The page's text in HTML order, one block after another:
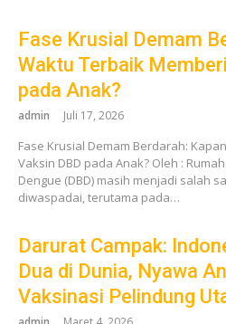
Fase Krusial Demam
Waktu Terbaik
pada Anak?
admin Juli 17, 2026
Fase Krusial Demam Berdarah:
Vaksin DBD pada Anak? Oleh :
Dengue (DBD) masih menjadi salah
diwaspadai, terutama pada…
Darurat Campak:
Dua di Dunia, Nyawa
Vaksinasi Pelindung